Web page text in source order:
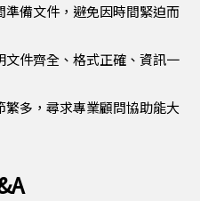
準備文件，避免因時間緊迫而
文件齊全、格式正確、資訊一
繁多，尋求專業顧問協助能大